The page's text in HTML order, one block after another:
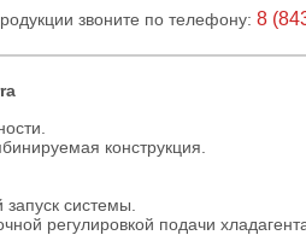
звоните по телефону: 8
конструкция.
системы.
регулировкой подачи